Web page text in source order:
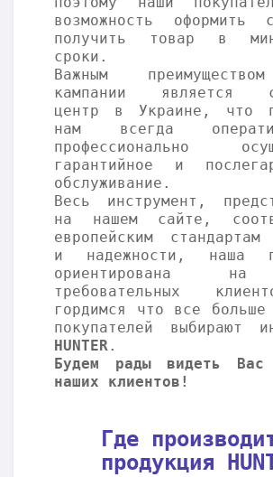
возможность оформить
получить товар в
сроки.
Важным
кампании является
центр в Украине, что
нам всегда
профессионально
гарантийное и
обслуживание.
Весь инструмент,
на нашем сайте,
европейским стандартам
и надежности, наша
ориентирована
требовательных
гордимся что все
покупателей выбирают
HUNTER.
Будем рады видеть
наших клиентов!
Где
продукция